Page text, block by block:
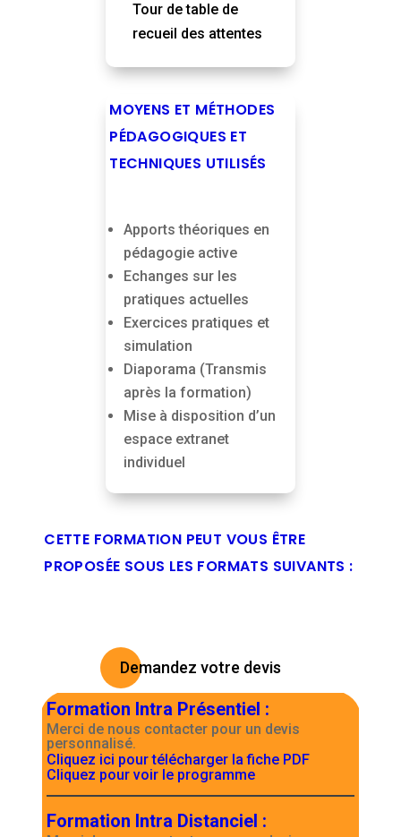
Tour de table de
recueil des attentes
MOYENS ET MÉTHODES
PÉDAGOGIQUES ET
TECHNIQUES UTILISÉS
Apports théoriques en
pédagogie active
Echanges sur les
pratiques actuelles
Exercices pratiques et
simulation
Diaporama (Transmis
après la formation)
Mise à disposition d’un
espace extranet
individuel
CETTE FORMATION PEUT VOUS ÊTRE
PROPOSÉE SOUS LES FORMATS SUIVANTS :
Demandez votre devis
Formation Intra Présentiel :
Merci de nous contacter pour un devis
personnalisé.
Cliquez ici pour télécharger la fiche PDF
Cliquez pour voir le programme
Formation Intra Distanciel :